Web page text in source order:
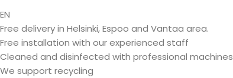
EN
Free delivery in Helsinki, Espoo and Vantaa area.
Free installation with our experienced staff
Cleaned and disinfected with professional machines
We support recycling